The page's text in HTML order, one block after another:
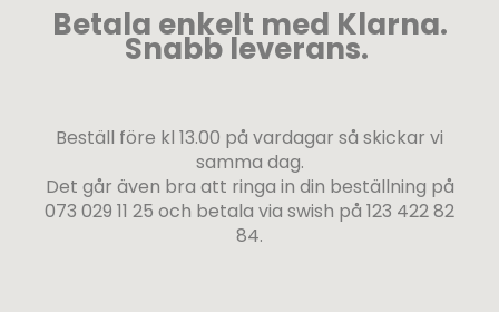
Betala enkelt med Klarna.
Snabb leverans.
Beställ före kl 13.00 på vardagar så skickar vi
samma dag.
Det går även bra att ringa in din beställning på
073 029 11 25 och betala via swish på 123 422 82
84.